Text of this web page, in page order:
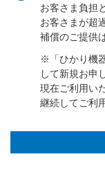
お客さま負担
お客さまが超
補償のご提供
※「ひかり機
して新規お申
現在ご利用い
継続してご利